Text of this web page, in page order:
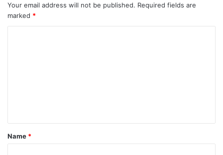
Your email address will not be published. Required fields are
marked *
Name *